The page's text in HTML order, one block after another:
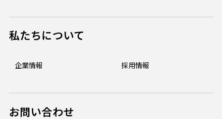
私たちについて
企業情報 採用情報
お問い合わせ